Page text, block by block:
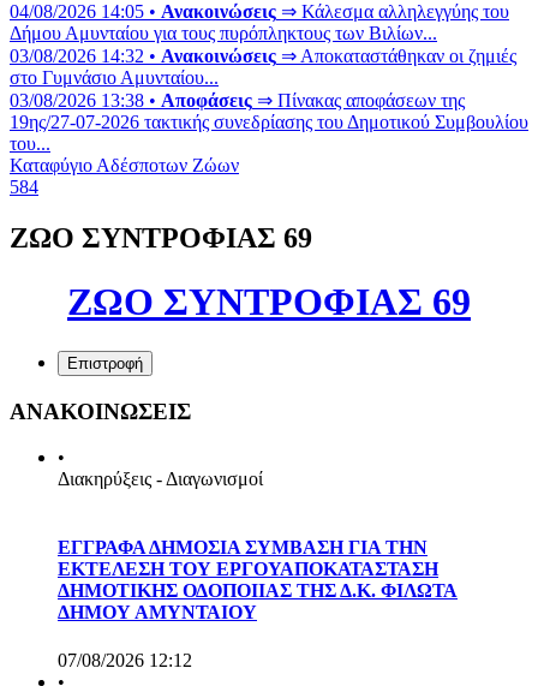
04/08/2026 14:05 • Ανακοινώσεις ⇒ Κάλεσμα αλληλεγγύης του
Δήμου Αμυνταίου για τους πυρόπληκτους των Βιλίων...
03/08/2026 14:32 • Ανακοινώσεις ⇒ Αποκαταστάθηκαν οι ζημιές
στο Γυμνάσιο Αμυνταίου...
03/08/2026 13:38 • Αποφάσεις ⇒ Πίνακας αποφάσεων της
19ης/27-07-2026 τακτικής συνεδρίασης του Δημοτικού Συμβουλίου
του...
Καταφύγιο Αδέσποτων Ζώων
584
ΖΩΟ ΣΥΝΤΡΟΦΙΑΣ 69
ΖΩΟ ΣΥΝΤΡΟΦΙΑΣ 69
Επιστροφή
ΑΝΑΚΟΙΝΩΣΕΙΣ
•
Διακηρύξεις - Διαγωνισμοί
ΕΓΓΡΑΦΑ ΔΗΜΟΣΙΑ ΣΥΜΒΑΣΗ ΓΙΑ ΤΗΝ
ΕΚΤΕΛΕΣΗ ΤΟΥ ΕΡΓΟΥΑΠΟΚΑΤΑΣΤΑΣΗ
ΔΗΜΟΤΙΚΗΣ ΟΔΟΠΟΙΙΑΣ ΤΗΣ Δ.Κ. ΦΙΛΩΤΑ
ΔΗΜΟΥ ΑΜΥΝΤΑΙΟΥ
07/08/2026 12:12
•